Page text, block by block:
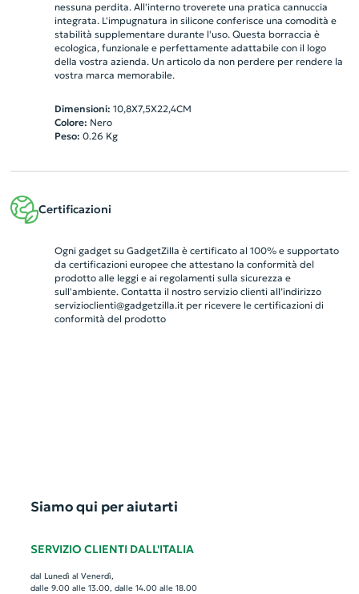
nessuna perdita. All'interno troverete una pratica cannuccia
integrata. L'impugnatura in silicone conferisce una comodità e
stabilità supplementare durante l'uso. Questa borraccia è
ecologica, funzionale e perfettamente adattabile con il logo
della vostra azienda. Un articolo da non perdere per rendere la
vostra marca memorabile.
Dimensioni: 10,8X7,5X22,4CM
Colore: Nero
Peso: 0.26 Kg
Certificazioni
Ogni gadget su GadgetZilla è certificato al 100% e supportato
da certificazioni europee che attestano la conformità del
prodotto alle leggi e ai regolamenti sulla sicurezza e
sull'ambiente. Contatta il nostro servizio clienti all’indirizzo
servizioclienti@gadgetzilla.itper ricevere le certificazioni di
conformità del prodotto
Siamo qui per aiutarti
SERVIZIO CLIENTI DALL'ITALIA
dal Lunedì al Venerdì,
dalle 9.00 alle 13.00, dalle 14.00 alle 18.00